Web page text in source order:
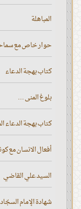
المباهلة
حوار خاص مع
كتاب بهجة الدعاء
بلوغ المنى ...
كتاب بهجة الدعاء
أفعال الانسان مع
السيد علي القاضي
شهادة الإمام